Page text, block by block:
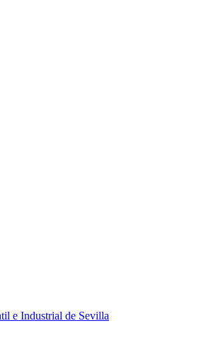
e Industrial de Sevilla